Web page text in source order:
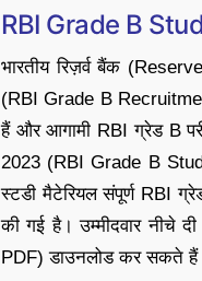
RBI Grade B
भारतीय रिज़र्व बैंक
(RBI Grade B
हैं और आगामी RBI ग्रेड B
2023 (RBI Grade B
स्टडी मैटेरियल संपूर्ण RBI
की गई है। उम्मीदवार नीचे
PDF) डाउनलोड कर सकते